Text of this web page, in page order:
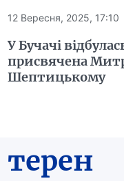
12 Вересня, 2025, 17:10
У Бучачі
присвячена
Шептицькому
терен